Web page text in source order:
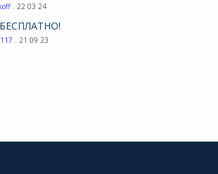
. 22 03 24
БЕСПЛАТНО!
. 21 09 23